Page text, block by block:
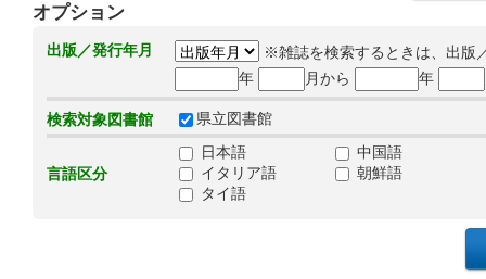
オプション
出版／発行年月
※雑誌を検索するときは、出版
年
月から 年
検索対象図書館 県立図書館
言語区分
日本語
中国語
イタリア語
朝鮮語
タイ語